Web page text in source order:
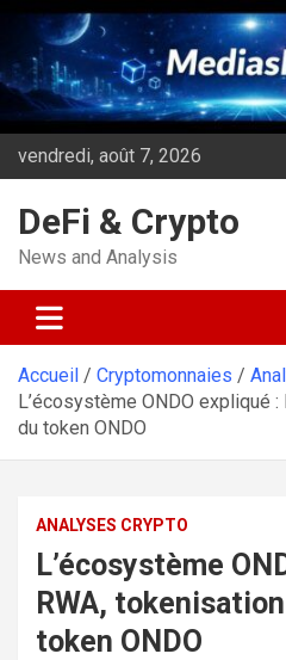
Aller
contenu
vendredi, août 7, 2026
DeFi & Crypto
News and Analysis
Accueil Cryptomonnaies
L’écosystème ONDO expliqué
du token ONDO
ANALYSES CRYPTO
L’écosystème
RWA,
token ONDO